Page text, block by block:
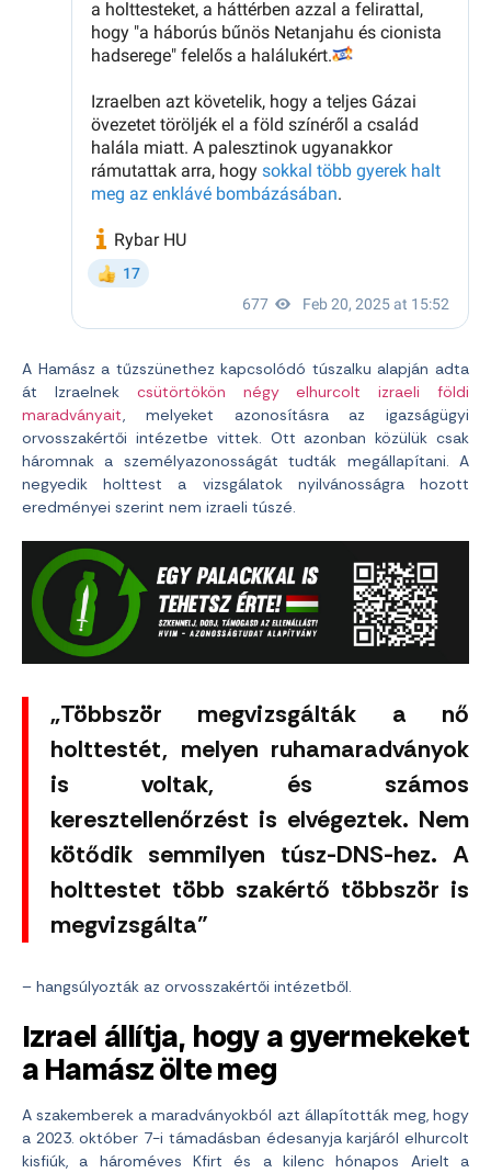
A Hamász a tűzszünethez kapcsolódó túszalku alapján adta
át Izraelnek csütörtökön négy elhurcolt izraeli földi
maradványait
, melyeket azonosításra az igazságügyi
orvosszakértői intézetbe vittek. Ott azonban közülük csak
háromnak a személyazonosságát tudták megállapítani. A
negyedik holttest a vizsgálatok nyilvánosságra hozott
eredményei szerint nem izraeli túszé.
„Többször megvizsgálták a nő
holttestét, melyen ruhamaradványok
is voltak, és számos
keresztellenőrzést is elvégeztek. Nem
kötődik semmilyen túsz-DNS-hez. A
holttestet több szakértő többször is
megvizsgálta”
– hangsúlyozták az orvosszakértői intézetből.
Izrael állítja, hogy a gyermekeket
a Hamász ölte meg
A szakemberek a maradványokból azt állapították meg, hogy
a 2023. október 7-i támadásban édesanyja karjáról elhurcolt
kisfiúk, a hároméves Kfirt és a kilenc hónapos Arielt a